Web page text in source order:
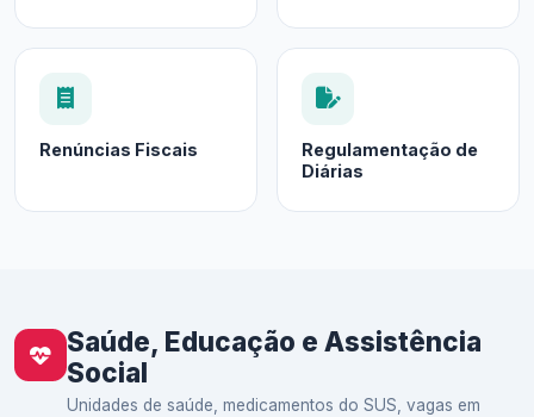
Renúncias Fiscais
Regulamentação de
Diárias
Saúde, Educação e Assistência
Social
Unidades de saúde, medicamentos do SUS, vagas em